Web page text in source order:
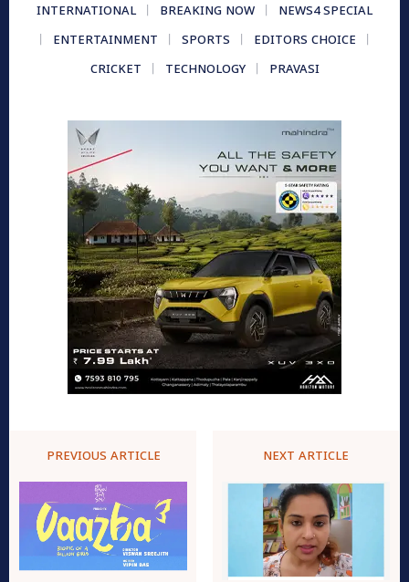
INTERNATIONAL
BREAKING NOW
NEWS4 SPECIAL
ENTERTAINMENT
SPORTS
EDITORS CHOICE
CRICKET
TECHNOLOGY PRAVASI
PREVIOUS ARTICLE NEXT ARTICLE